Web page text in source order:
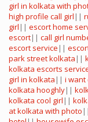
girl in kolkata with
high profile call girl ||
girl || escort home
escort|| call girl
escort service ||
park street kolkata ||
kolkata escorts
girl in kolkata || i want
kolkata hooghly||
kolkata cool girl ||
at kolkata with photo ||